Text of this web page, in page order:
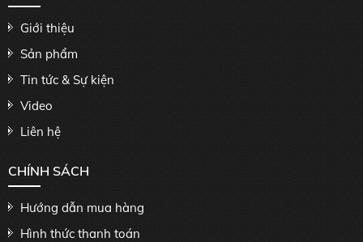
Giới thiệu
Sản phẩm
Tin tức & Sự kiện
Video
Liên hệ
CHÍNH SÁCH
Hướng dẫn mua hàng
Hình thức thanh toán